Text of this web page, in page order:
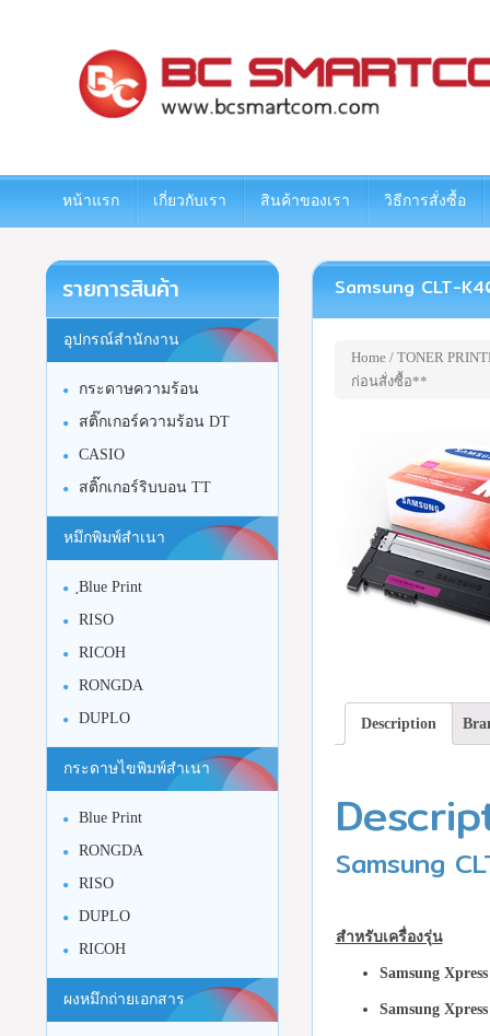
หน้าแรก เกี่ยวกับเรา สินค้าของเรา วิธีการสั่งซื้อ
Samsung CLT-
Home/ TONER
ก่อนสั่งซื้อ**
Description
Samsung
สำหรับเครื่องรุ่น
Samsung
Samsung
รายการสินค้า
อุปกรณ์สำนักงาน
กระดาษความร้อน
สติ๊กเกอร์ความร้อน DT
CASIO
สติ๊กเกอร์ริบบอน TT
หมึกพิมพ์สำเนา
ฺBlue Print
RISO
RICOH
RONGDA
DUPLO
กระดาษไขพิมพ์สำเนา
Blue Print
RONGDA
RISO
DUPLO
RICOH
ผงหมึกถ่ายเอกสาร